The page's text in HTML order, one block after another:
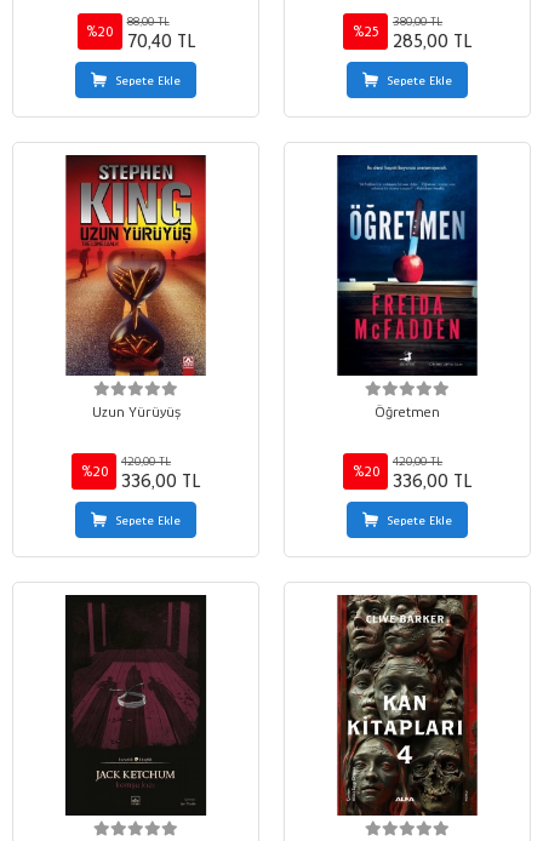
%20
88,00 TL
70,40 TL
Sepete Ekle
%25
380,00 TL
285,00 TL
Sepete Ekle
Uzun Yürüyüş
%20
420,00 TL
336,00 TL
Sepete Ekle
Öğretmen
%20
420,00 TL
336,00 TL
Sepete Ekle